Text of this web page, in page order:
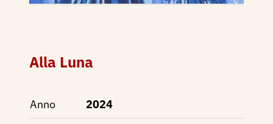
Alla Luna
Anno 2024